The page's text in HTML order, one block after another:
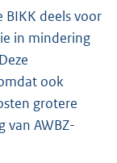
BIKK deels voor
in mindering
ook
grotere
van AWBZ-